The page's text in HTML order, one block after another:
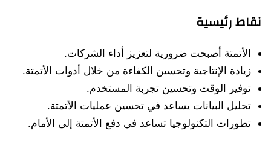
نقاط رئيسية
الأتمتة أصبحت ضرورية لتعزيز أداء الشركات.
زيادة الإنتاجية وتحسين الكفاءة من خلال أدوات الأتمتة.
توفير الوقت وتحسين تجربة المستخدم.
تحليل البيانات يساعد في تحسين عمليات الأتمتة.
تطورات التكنولوجيا تساعد في دفع الأتمتة إلى الأمام.